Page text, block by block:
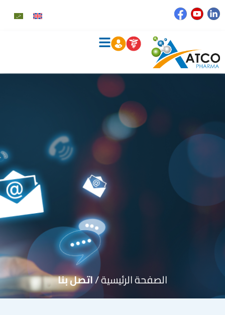
تخطي
إلى
الصفحة الرئيسية /اتصل بنا